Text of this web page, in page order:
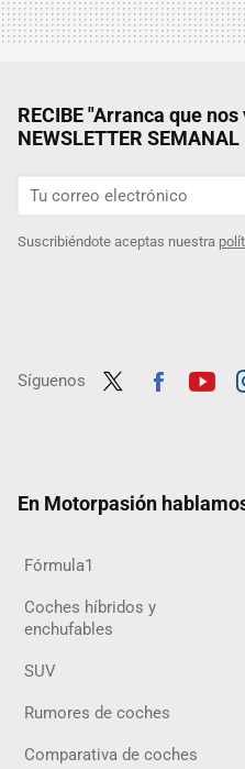
RECIBE "Arranca que
NEWSLETTER SEMANAL
Suscribiéndote aceptas nuestra
Síguenos
En Motorpasión
Fórmula1
Coches híbridos y
enchufables
SUV
Rumores de coches
Comparativa de coches